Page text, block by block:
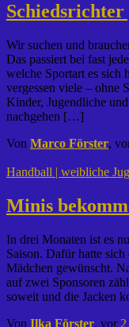
Schiedsrichter
Wir suchen und
Das passiert bei fast
welche Sportart es sich
vergessen viele – ohne
Kinder, Jugendliche
nachgehen […]
Von Marco Förster,
Handball | weibliche
Minis
In drei Monaten ist es
Saison. Dafür hatte
Mädchen gewünscht.
auf zwei Sponsoren
soweit und die Jacken
Von Ilka Förster, vor